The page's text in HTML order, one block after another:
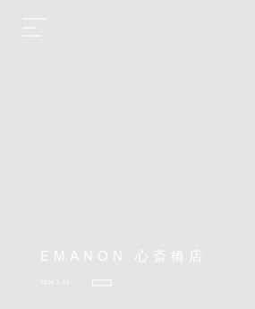
EMANON 心斎橋店